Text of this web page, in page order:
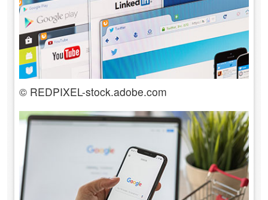
© REDPIXEL-stock.adobe.com